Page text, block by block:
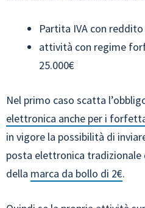
Partita IVA con
attività con regime
25.000€
Nel primo caso scatta
elettronica anche per i
in vigore la possibilità di
posta elettronica tradizionale
della marca da bollo di 2€.